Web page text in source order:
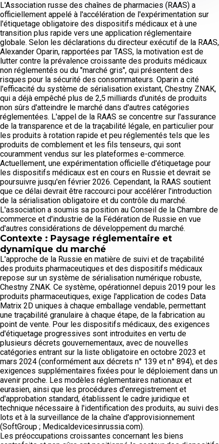
L'Association russe des chaînes de pharmacies (RAAS) a
officiellement appelé à l'accélération de l'expérimentation sur
l'étiquetage obligatoire des dispositifs médicaux et à une
transition plus rapide vers une application réglementaire
globale. Selon les déclarations du directeur exécutif de la RAAS,
Alexander Oparin, rapportées par TASS, la motivation est de
lutter contre la prévalence croissante des produits médicaux
non réglementés ou du "marché gris", qui présentent des
risques pour la sécurité des consommateurs. Oparin a cité
l'efficacité du système de sérialisation existant, Chestny ZNAK,
qui a déjà empêché plus de 2,5 milliards d'unités de produits
non sûrs d'atteindre le marché dans d'autres catégories
réglementées. L'appel de la RAAS se concentre sur l'assurance
de la transparence et de la traçabilité légale, en particulier pour
les produits à rotation rapide et peu réglementés tels que les
produits de comblement et les fils tenseurs, qui sont
couramment vendus sur les plateformes e-commerce.
Actuellement, une expérimentation officielle d'étiquetage pour
les dispositifs médicaux est en cours en Russie et devrait se
poursuivre jusqu'en février 2026. Cependant, la RAAS soutient
que ce délai devrait être raccourci pour accélérer l'introduction
de la sérialisation obligatoire et du contrôle du marché.
L'association a soumis sa position au Conseil de la Chambre de
commerce et d'industrie de la Fédération de Russie en vue
d'autres considérations de développement du marché.
Contexte : Paysage réglementaire et
dynamique du marché
L'approche de la Russie en matière de suivi et de traçabilité
des produits pharmaceutiques et des dispositifs médicaux
repose sur un système de sérialisation numérique robuste,
Chestny ZNAK. Ce système, opérationnel depuis 2019 pour les
produits pharmaceutiques, exige l'application de codes Data
Matrix 2D uniques à chaque emballage vendable, permettant
une traçabilité granulaire à chaque étape, de la fabrication au
point de vente. Pour les dispositifs médicaux, des exigences
d'étiquetage progressives sont introduites en vertu de
plusieurs décrets gouvernementaux, avec de nouvelles
catégories entrant sur la liste obligatoire en octobre 2023 et
mars 2024 (conformément aux décrets n° 139 et n° 894), et des
exigences supplémentaires fixées pour le déploiement dans un
avenir proche. Les modèles réglementaires nationaux et
eurasien, ainsi que les procédures d'enregistrement et
d'approbation standard, établissent le cadre juridique et
technique nécessaire à l'identification des produits, au suivi des
lots et à la surveillance de la chaîne d'approvisionnement
(SoftGroup ; Medicaldevicesinrussia.com).
Les préoccupations croissantes concernant les biens